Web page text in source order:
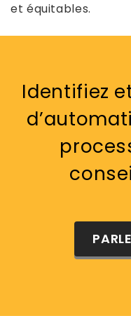
et équitables.
Identifiez